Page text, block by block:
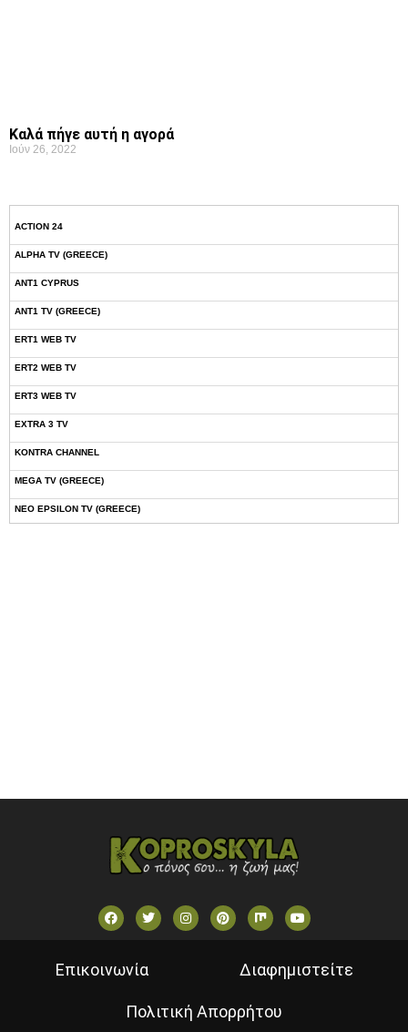
Καλά πήγε αυτή η αγορά
Ιούν 26, 2022
ACTION 24
ALPHA TV (GREECE)
ANT1 CYPRUS
ANT1 TV (GREECE)
ERT1 WEB TV
ERT2 WEB TV
ERT3 WEB TV
EXTRA 3 TV
KONTRA CHANNEL
MEGA TV (GREECE)
NEO EPSILON TV (GREECE)
Επικοινωνία Διαφημιστείτε
Πολιτική Απορρήτου